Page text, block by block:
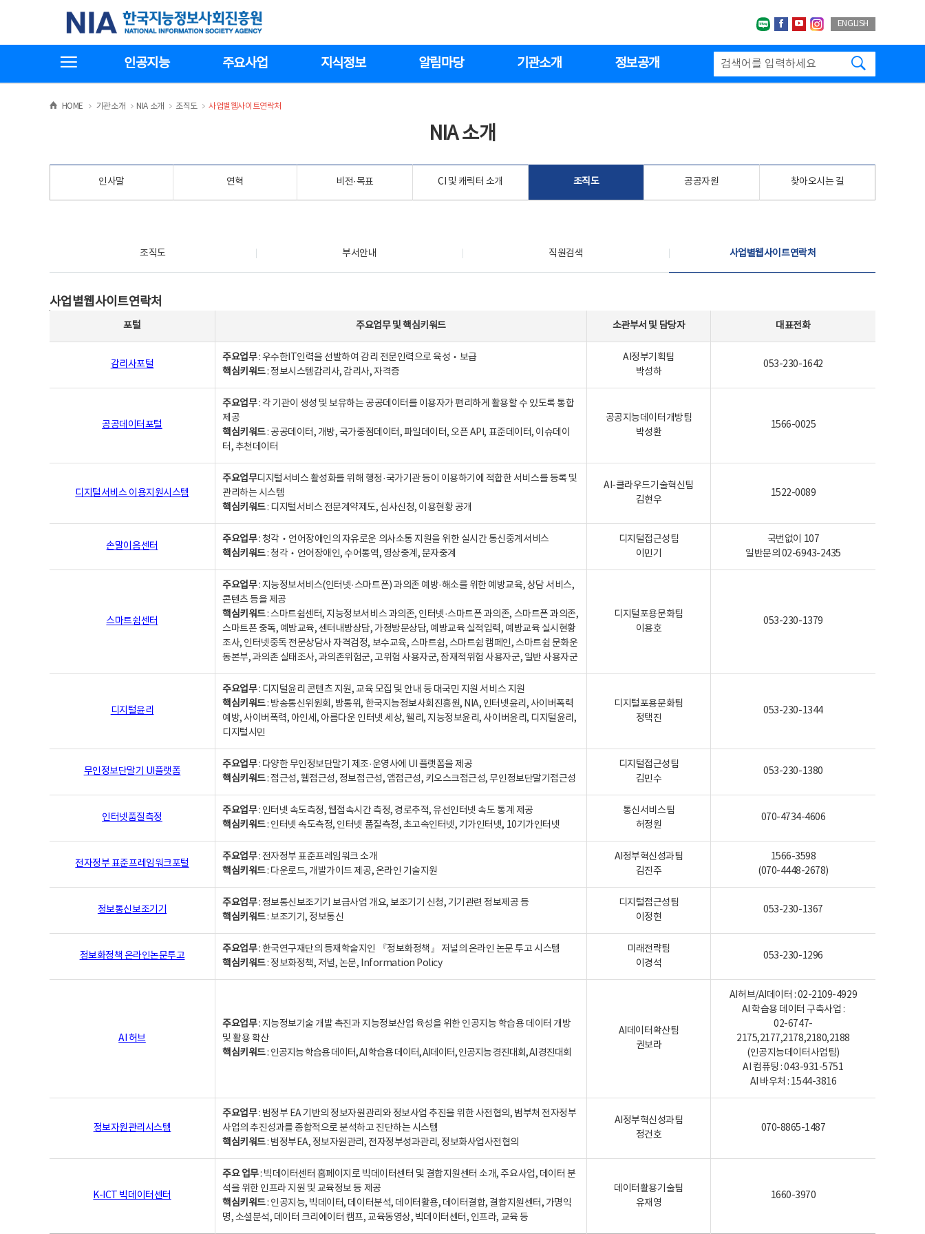
기
한국지능정보사회진흥원
네이버블로그
페이스북
유투브인스타그랩
ENGLISH
인공지능 주요사업 지식정보 알림마당 기관소개 정보공개
HOME >
기관소개 >NIA 소개 >
조직도 >
사업별웹사이트연락처
NIA 소개
인사말 연혁 비전·목표 CI 및 캐릭터 소개 조직도 공공자원 찾아오시는 길
조직도 부서안내 직원검색 사업별웹사이트연락처
사업별웹사이트연락처
포털 주요업무및핵심키워드 소관부서 및 담당자 대표전화
감리사포털
주요업무: 우수한IT인력을 선발하여 감리 전문인력으로 육성‧보급
핵심키워드: 정보시스템감리사, 감리사, 자격증
AI정부기획팀
박성하
053-230-1642
공공데이터포털
주요업무: 각 기관이 생성 및 보유하는 공공데이터를 이용자가 편리하게 활용할 수 있도록 통합
제공
핵심키워드: 공공데이터, 개방, 국가중점데이터, 파일데이터, 오픈 API, 표준데이터, 이슈데이
터, 추천데이터
공공지능데이터개방팀
박성환
1566-0025
디지털서비스 이용지원시스템
주요업무디지털서비스 활성화를 위해 행정·국가기관 등이 이용하기에 적합한 서비스를 등록 및
관리하는 시스템
핵심키워드: 디지털서비스 전문계약제도, 심사신청, 이용현황 공개
AI-클라우드기술혁신팀
김현우
1522-0089
손말이음센터
주요업무: 청각‧언어장애인의 자유로운 의사소통 지원을 위한 실시간 통신중계서비스
핵심키워드: 청각‧언어장애인, 수어통역, 영상중계, 문자중계
디지털접근성팀
이민기
국번없이 107
일반문의 02-6943-2435
스마트쉼센터
주요업무: 지능정보서비스(인터넷·스마트폰) 과의존 예방·해소를 위한 예방교육, 상담 서비스,
콘텐츠 등을 제공
핵심키워드: 스마트쉼센터, 지능정보서비스 과의존, 인터넷·스마트폰 과의존, 스마트폰 과의존,
스마트폰 중독, 예방교육, 센터내방상담, 가정방문상담, 예방교육 실적입력, 예방교육 실시현황
조사, 인터넷중독 전문상담사 자격검정, 보수교육, 스마트쉼, 스마트쉼 캠페인, 스마트쉼 문화운
동본부, 과의존 실태조사, 과의존위험군, 고위험 사용자군, 잠재적위험 사용자군, 일반 사용자군
디지털포용문화팀
이용호
053-230-1379
디지털윤리
주요업무: 디지털윤리 콘텐츠 지원, 교육 모집 및 안내 등 대국민 지원 서비스 지원
핵심키워드: 방송통신위원회, 방통위, 한국지능정보사회진흥원, NIA, 인터넷윤리, 사이버폭력
예방, 사이버폭력, 아인세, 아름다운 인터넷 세상, 웰리, 지능정보윤리, 사이버윤리, 디지털윤리,
디지털시민
디지털포용문화팀
정택진
053-230-1344
무인정보단말기 UI플랫폼
주요업무: 다양한 무인정보단말기 제조·운영사에 UI 플랫폼을 제공
핵심키워드: 접근성, 웹접근성, 정보접근성, 앱접근성, 키오스크접근성, 무인정보단말기접근성
디지털접근성팀
김민수
053-230-1380
인터넷품질측정
주요업무: 인터넷 속도측정, 웹접속시간 측정, 경로추적, 유선인터넷 속도 통계 제공
핵심키워드: 인터넷 속도측정, 인터넷 품질측정, 초고속인터넷, 기가인터넷, 10기가인터넷
통신서비스팀
허정원
070-4734-4606
전자정부 표준프레임워크포털
주요업무: 전자정부 표준프레임워크 소개
핵심키워드: 다운로드, 개발가이드 제공, 온라인 기술지원
AI정부혁신성과팀
김진주
1566-3598
(070-4448-2678)
정보통신보조기기
주요업무: 정보통신보조기기 보급사업 개요, 보조기기 신청, 기기관련 정보제공 등
핵심키워드: 보조기기, 정보통신
디지털접근성팀
이정현
053-230-1367
정보화정책 온라인논문투고
주요업무: 한국연구재단의 등재학술지인 『정보화정책』 저널의 온라인 논문 투고 시스템
핵심키워드: 정보화정책, 저널, 논문, Information Policy
미래전략팀
이경석
053-230-1296
AI 허브
주요업무: 지능정보기술 개발 촉진과 지능정보산업 육성을 위한 인공지능 학습용 데이터 개방
및 활용 확산
핵심키워드: 인공지능 학습용 데이터, AI 학습용 데이터, AI데이터, 인공지능 경진대회, AI 경진대회
AI데이터확산팀
권보라
AI허브/AI데이터 : 02-2109-4929
AI 학습용 데이터 구축사업 :
02-6747-
2175,2177,2178,2180,2188
(인공지능데이터사업팀)
AI 컴퓨팅 : 043-931-5751
AI 바우처 : 1544-3816
정보자원관리시스템
주요업무: 범정부 EA 기반의 정보자원관리와 정보사업 추진을 위한 사전협의, 범부처 전자정부
사업의 추진성과를 종합적으로 분석하고 진단하는 시스템
핵심키워드: 범정부EA, 정보자원관리, 전자정부성과관리, 정보화사업사전협의
AI정부혁신성과팀
정건호
070-8865-1487
K-ICT 빅데이터센터
주요 업무: 빅데이터센터 홈페이지로 빅데이터센터 및 결합지원센터 소개, 주요사업, 데이터 분
석을 위한 인프라 지원 및 교육정보 등 제공
핵심키워드: 인공지능, 빅데이터, 데이터분석, 데이터활용, 데이터결합, 결합지원센터, 가명익
명, 소셜분석, 데이터 크리에이터 캠프, 교육동영상, 빅데이터센터, 인프라, 교육 등
데이터활용기술팀
유재영
1660-3970